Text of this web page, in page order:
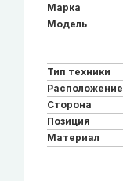
Марка
Модель
Тип техники
Расположение
Сторона
Позиция
Материал